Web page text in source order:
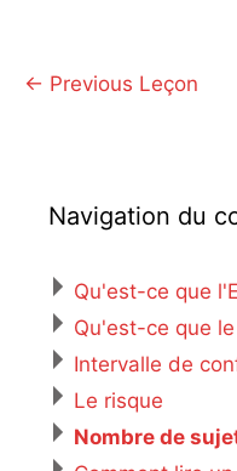
← Previous Leçon
Navigation du
Qu'est-ce que
Qu'est-ce que
Intervalle de
Le risque
Nombre de